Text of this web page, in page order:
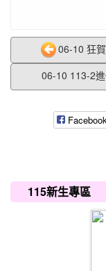
06-10 狂
06-10 113-2
Facebook
115新生專區